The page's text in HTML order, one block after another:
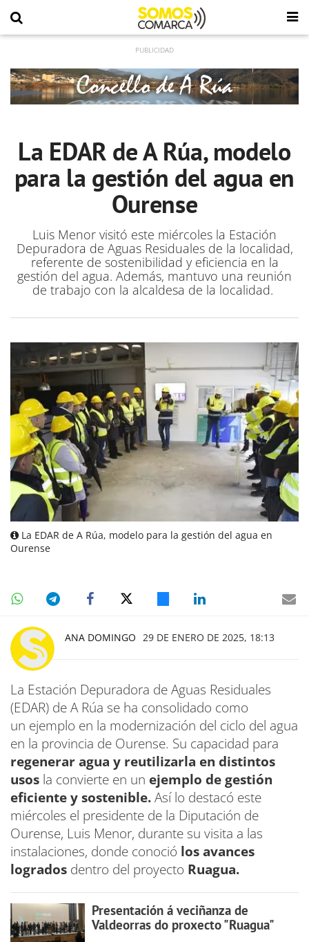
La EDAR de A Rúa, modelo
para la gestión del agua en
Ourense
Luis Menor visitó este miércoles la Estación
Depuradora de Aguas Residuales de la localidad,
referente de sostenibilidad y eficiencia en la
gestión del agua. Además, mantuvo una reunión
de trabajo con la alcaldesa de la localidad.
La EDAR de A Rúa, modelo para la gestión del agua en
Ourense
ANA DOMINGO 29 DE ENERO DE 2025, 18:13
La Estación Depuradora de Aguas Residuales
(EDAR) de A Rúa se ha consolidado como
un ejemplo en la modernización del ciclo del agua
en la provincia de Ourense. Su capacidad para
regenerar agua y reutilizarla en distintos
usos la convierte en un ejemplo de gestión
eficiente y sostenible.Así lo destacó este
miércoles el presidente de la Diputación de
Ourense, Luis Menor, durante su visita a las
instalaciones, donde conoció los avances
logrados dentro del proyecto Ruagua.
Presentación á veciñanza de
Valdeorras do proxecto "Ruagua"